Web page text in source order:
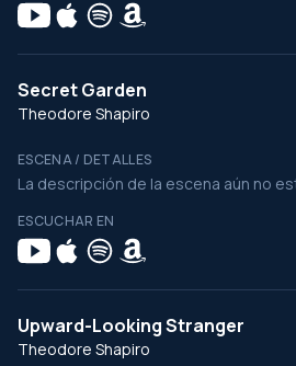
Secret Garden
Theodore Shapiro
ESCENA / DETALLES
La descripción de la escena aún no
ESCUCHAR EN
Upward-Looking Stranger
Theodore Shapiro